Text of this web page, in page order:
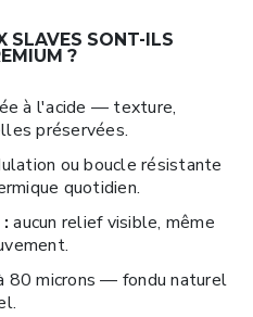
SLAVES SONT-ILS
?
à l'acide — texture,
préservées.
ou boucle résistante
quotidien.
aucun relief visible, même
80 microns — fondu naturel